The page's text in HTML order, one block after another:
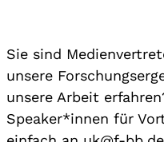
Sie sind
unsere
unsere Arbeit
Speaker*innen für